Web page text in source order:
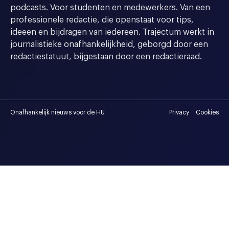
podcasts. Voor studenten en medewerkers. Van een
professionele redactie, die openstaat voor tips,
ideeen en bijdragen van iedereen. Trajectum werkt in
journalistieke onafhankelijkheid, geborgd door een
redactiestatuut, bijgestaan door een redactieraad.
Onafhankelijk nieuws voor de HU Privacy Cookies